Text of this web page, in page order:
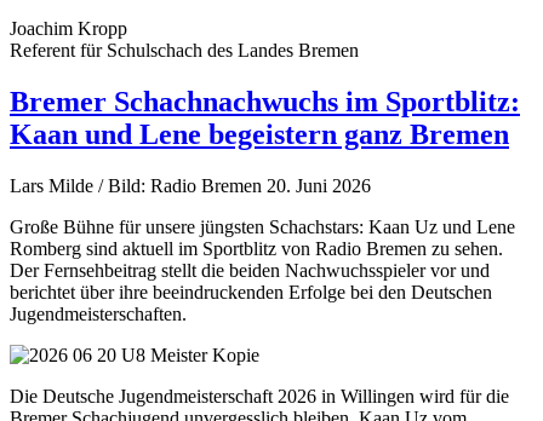
Joachim Kropp
Referent für Schulschach des Landes Bremen
Bremer Schachnachwuchs im Sportblitz:
Kaan und Lene begeistern ganz Bremen
Lars Milde / Bild: Radio Bremen 20. Juni 2026
Große Bühne für unsere jüngsten Schachstars: Kaan Uz und Lene
Romberg sind aktuell im Sportblitz von Radio Bremen zu sehen.
Der Fernsehbeitrag stellt die beiden Nachwuchsspieler vor und
berichtet über ihre beeindruckenden Erfolge bei den Deutschen
Jugendmeisterschaften.
Die Deutsche Jugendmeisterschaft 2026 in Willingen wird für die